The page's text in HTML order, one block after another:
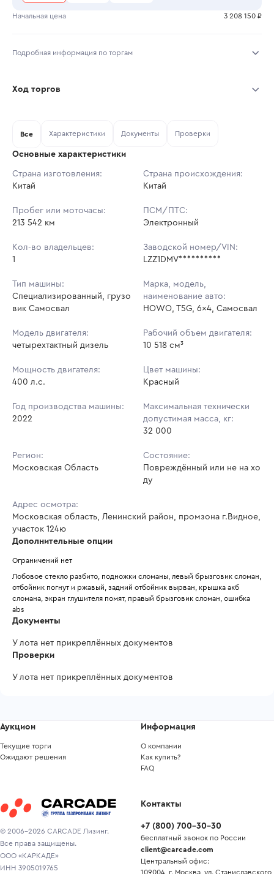
Начальная цена 3 208 150 ₽
Подробная информация по торгам
Тип аукциона: Открытые торги
Шаг торгов: 32 082 ₽
Кол-во ставок:
Ход торгов
Ставок не найдено
в аукционах
Все Характеристики Документы Проверки
Основные характеристики
Страна изготовления:
Китай
Страна происхождения:
Китай
Пробег или моточасы:
213 542 км
ПСМ/ПТС:
Электронный
Кол-во владельцев:
1
Заводской номер/VIN:
LZZ1DMV**********
Тип машины:
Специализированный, грузо
вик Самосвал
Марка, модель,
наименование авто:
HOWO, T5G, 6x4, Самосвал
Модель двигателя:
четырехтактный дизель
Рабочий объем двигателя:
10 518 см³
Мощность двигателя:
400 л.с.
Цвет машины:
Красный
Год производства машины:
2022
Максимальная технически
допустимая масса, кг:
32 000
Регион:
Московская Область
Состояние:
Повреждённый или не на хо
ду
Адрес осмотра:
Московская область, Ленинский район, промзона г.Видное,
участок 124ю
Дополнительные опции
Ограничений нет
Лобовое стекло разбито, подножки сломаны, левый брызговик сломан,
отбойник погнут и ржавый, задний отбойник вырван, крышка акб
сломана, экран глушителя помят, правый брызговик сломан, ошибка
abs
Документы
У лота нет прикреплённых документов
Проверки
У лота нет прикреплённых документов
© 2006-2026 CARCADE Лизинг.
Все права защищены.
ООО «КАРКАДЕ»
ИНН 3905019765
Аукцион
Текущие торги
Ожидают решения
Информация
О компании
Как купить?
FAQ
Контакты
+7 (800) 700-30-30
бесплатный звонок по России
client@carcade.com
Центральный офис:
109004, г. Москва, ул. Станиславского,